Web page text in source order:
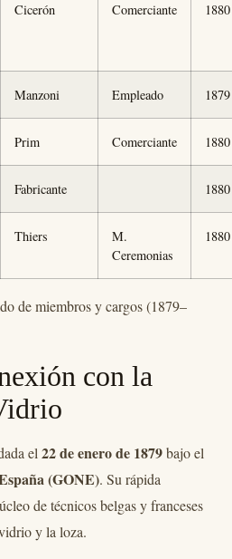
Cicerón Comerciante 1880
Manzoni Empleado 1879
Prim Comerciante 1880
Fabricante 1880
Thiers
M.
Ceremonias
1880
de miembros y cargos (1879–
con la
el22 de enero de 1879bajo el
(GONE). Su rápida
de técnicos belgas y franceses
y la loza.